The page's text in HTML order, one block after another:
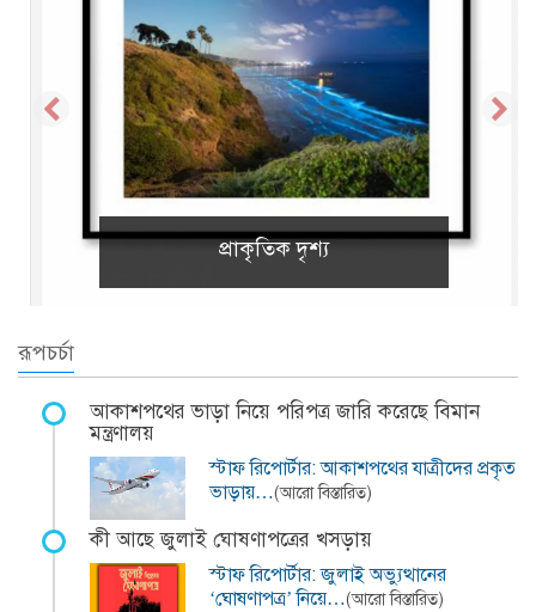
প্রাকৃতিক দৃশ্য
রূপচর্চা
আকাশপথের ভাড়া নিয়ে পরিপত্র জারি করেছে বিমান
মন্ত্রণালয়
স্টাফ রিপোর্টার: আকাশপথের যাত্রীদের প্রকৃত
ভাড়ায়…(আরো বিস্তারিত)
কী আছে জুলাই ঘোষণাপত্রের খসড়ায়
স্টাফ রিপোর্টার: জুলাই অভ্যুত্থানের
‘ঘোষণাপত্র’ নিয়ে…(আরো বিস্তারিত)